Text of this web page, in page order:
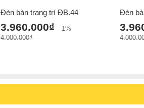
Đèn bàn trang trí ĐB.44
3.960.000₫
-1%
4.000.000₫
Đèn